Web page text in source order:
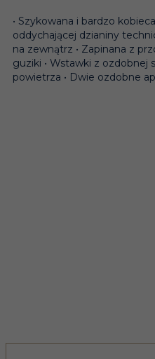
• Szykowana i bardzo
oddychającej dzianiny
na zewnątrz • Zapinana z
guziki • Wstawki z ozdobnej
powietrza • Dwie ozdobne